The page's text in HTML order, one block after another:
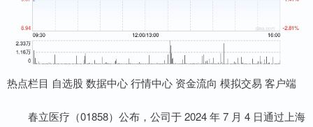
热点栏目 自选股 数据中心 行情中心 资金流向 模拟交易 客户端
春立医疗（01858）公布，公司于 2024 年 7 月 4 日通过上海